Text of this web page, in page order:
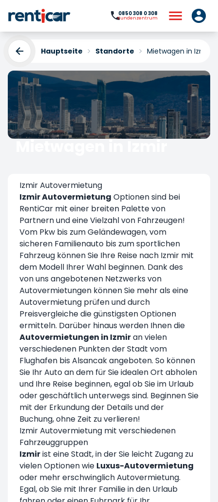
0850 308 0 308
Kundenzentrum
Hauptseite Standorte Mietwagen in Izmir
Mietwagen in Izmir
Izmir Autovermietung
Izmir Autovermietung Optionen sind bei
RentiCar mit einer breiten Palette von
Partnern und eine Vielzahl von Fahrzeugen!
Vom Pkw bis zum Geländewagen, vom
sicheren Familienauto bis zum sportlichen
Fahrzeug können Sie Ihre Reise nach Izmir mit
dem Modell Ihrer Wahl beginnen. Dank des
von uns angebotenen Netzwerks von
Autovermietungen können Sie mehr als eine
Autovermietung prüfen und durch
Preisvergleiche die günstigsten Optionen
ermitteln. Darüber hinaus werden Ihnen die
Autovermietungen in Izmiran vielen
verschiedenen Punkten der Stadt vom
Flughafen bis Alsancak angeboten. So können
Sie Ihr Auto an dem für Sie idealen Ort abholen
und Ihre Reise beginnen, egal ob Sie im Urlaub
oder geschäftlich unterwegs sind. Beginnen Sie
mit der Erkundung der Details und der
Buchung, ohne Zeit zu verlieren!
Izmir Autovermietung mit verschiedenen
Fahrzeuggruppen
Izmirist eine Stadt, in der Sie leicht Zugang zu
vielen Optionen wie Luxus-Autovermietung
oder mehr erschwinglich Autovermietung.
Egal, ob Sie mit Ihrer Familie in den Urlaub